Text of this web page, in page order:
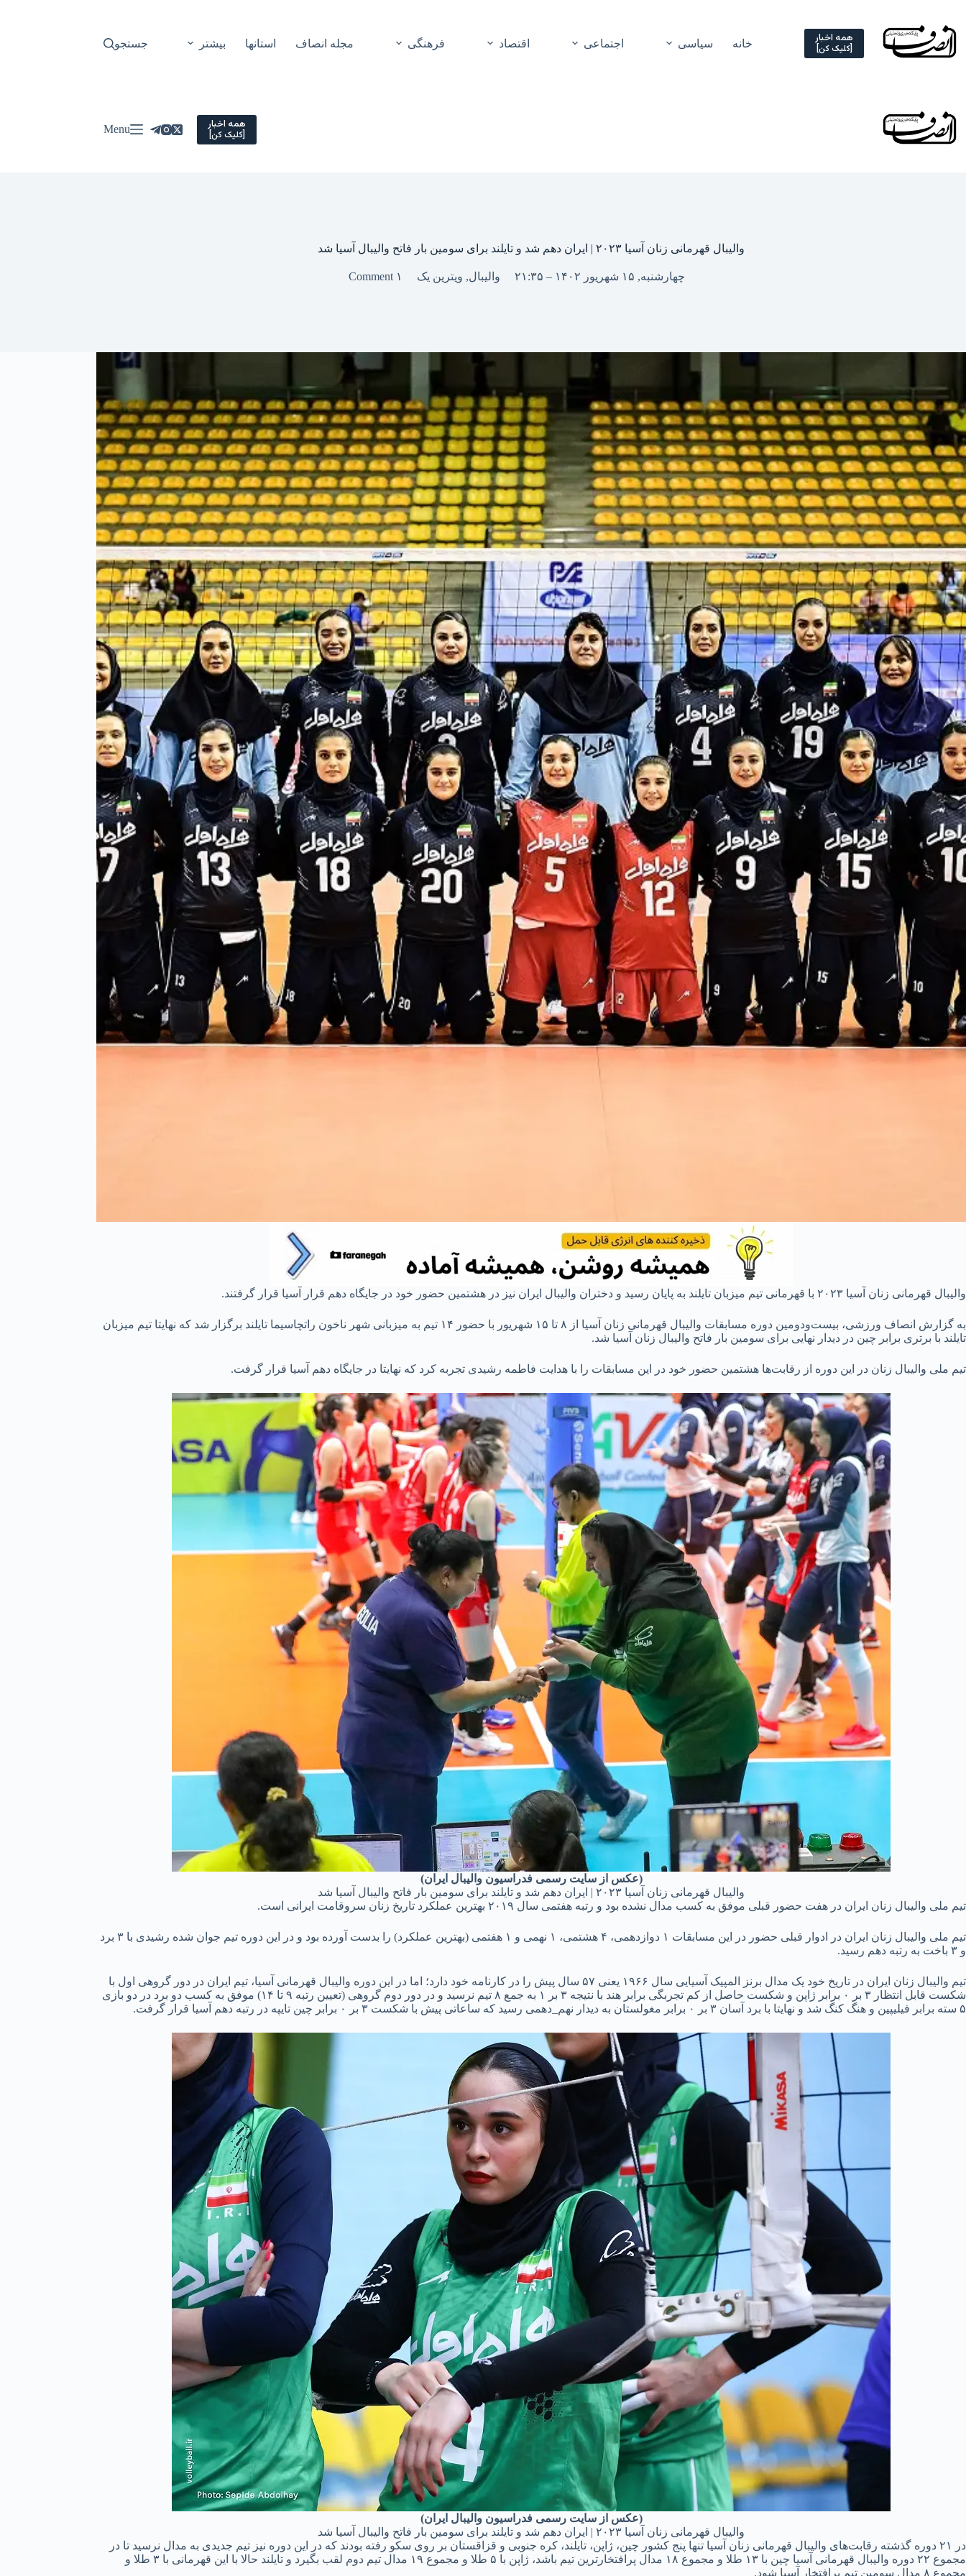
content
همه اخبار
[کلیک کن] خانه سیاسی اجتماعی اقتصاد فرهنگی مجله انصاف استانها بیشتر جستجو
همه اخبار
[کلیک کن] Menu
والیبال قهرمانی زنان آسیا ۲۰۲۳ | ایران دهم شد و تایلند برای سومین بار فاتح والیبال آسیا شد
چهارشنبه, ۱۵ شهریور ۱۴۰۲ – ۲۱:۳۵ والیبال, ویترین یک ۱ Comment
والیبال قهرمانی زنان آسیا ۲۰۲۳ با قهرمانی تیم میزبان تایلند به پایان رسید و دختران والیبال ایران نیز در هشتمین حضور خود در جایگاه دهم قرار آسیا قرار گرفتند.
به گزارش انصاف ورزشی، بیست‌ودومین دوره مسابقات والیبال قهرمانی زنان آسیا از ۸ تا ۱۵ شهریور با حضور ۱۴ تیم به میزبانی شهر ناخون راتچاسیما تایلند برگزار ‌شد که نهایتا تیم میزبان
تایلند با برتری برابر چین در دیدار نهایی برای سومین بار فاتح والیبال زنان آسیا شد.
تیم ملی والیبال زنان در این دوره از رقابت‌ها هشتمین حضور خود در این مسابقات را با هدایت فاطمه رشیدی تجربه کرد که نهایتا در جایگاه دهم آسیا قرار گرفت.
(عکس از سایت رسمی فدراسیون والیبال ایران)
والیبال قهرمانی زنان آسیا ۲۰۲۳ | ایران دهم شد و تایلند برای سومین بار فاتح والیبال آسیا شد
تیم ملی والیبال زنان ایران در هفت حضور قبلی موفق به کسب مدال نشده بود و رتبه هفتمی سال ۲۰۱۹ بهترین عملکرد تاریخ زنان سروقامت ایرانی است.
تیم ملی والیبال زنان ایران در ادوار قبلی حضور در این مسابقات ۱ دوازدهمی، ۴ هشتمی، ۱ نهمی و ۱ هفتمی (بهترین عملکرد) را بدست آورده بود و در این دوره تیم جوان شده رشیدی با ۳ برد
و ۳ باخت به رتبه دهم رسید.
تیم والیبال زنان ایران در تاریخ خود یک مدال برنز المپیک آسیایی سال ۱۹۶۶ یعنی ۵۷ سال پیش را در کارنامه خود دارد؛ اما در این دوره والیبال قهرمانی آسیا، تیم ایران در دور گروهی اول با
شکست قابل انتظار ۳ بر ۰ برابر ژاپن و شکست حاصل از کم تجربگی برابر هند با نتیجه ۳ بر ۱ به جمع ۸ تیم نرسید و در دور دوم گروهی (تعیین رتبه ۹ تا ۱۴) موفق به کسب دو برد در دو بازی
۵ سته برابر فیلیپین و هنگ کنگ شد و نهایتا با برد آسان ۳ بر ۰ برابر مغولستان به دیدار نهم_دهمی رسید که ساعاتی پیش با شکست ۳ بر ۰ برابر چین تایپه در رتبه دهم آسیا قرار گرفت.
(عکس از سایت رسمی فدراسیون والیبال ایران)
والیبال قهرمانی زنان آسیا ۲۰۲۳ | ایران دهم شد و تایلند برای سومین بار فاتح والیبال آسیا شد
در ۲۱ دوره گذشته رقابت‌های والیبال قهرمانی زنان آسیا تنها پنج کشور چین، ژاپن، تایلند، کره جنوبی و قزاقستان بر روی سکو رفته‌ بودند که در این دوره نیز تیم جدیدی به مدال نرسید تا در
مجموع ۲۲ دوره والیبال قهرمانی آسیا چین با ۱۳ طلا و مجموع ۱۸ مدال پرافتخارترین تیم باشد، ژاپن با ۵ طلا و مجموع ۱۹ مدال تیم دوم لقب بگیرد و تایلند حالا با این قهرمانی با ۳ طلا و
مجموع ۸ مدال سومین تیم پرافتخار آسیا شود.